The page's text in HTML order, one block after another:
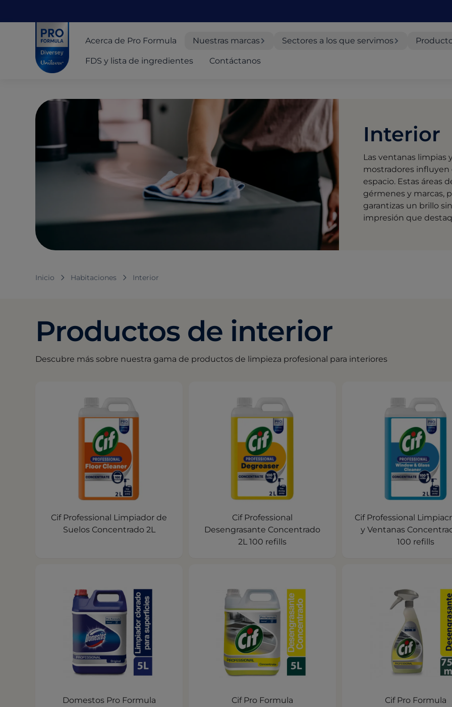
Pro Formula
Acerca de Pro Formula
Nuestras marcas Sectores a los que servimos
FDS y lista de ingredientes Contáctanos
Interior
Las ventanas limpias
mostradores
espacio. Estas áreas
gérmenes y marcas,
garantizas un brillo
impresión que
Inicio Habitaciones Interior
Productos de interior
Descubre más sobre nuestra gama de productos de limpieza profesional para interiores
Cif Professional Limpiador de
Suelos Concentrado 2L
Cif Professional
Desengrasante Concentrado
2L 100 refills
Cif Professional
y Ventanas
100 refills
Domestos Pro Formula
Cif Pro Formula
Cif Pro Formula